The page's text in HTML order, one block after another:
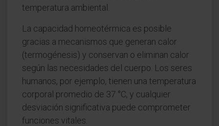
temperatura ambiental.
La capacidad homeotérmica es posible
gracias a mecanismos que generan calor
(termogénesis) y conservan o eliminan calor
según las necesidades del cuerpo. Los seres
humanos, por ejemplo, tienen una temperatura
corporal promedio de 37 °C, y cualquier
desviación significativa puede comprometer
funciones vitales.